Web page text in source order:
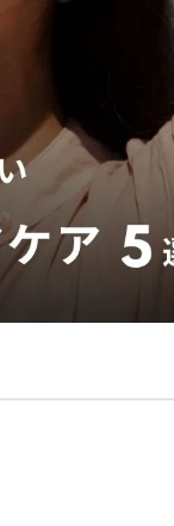
プレー